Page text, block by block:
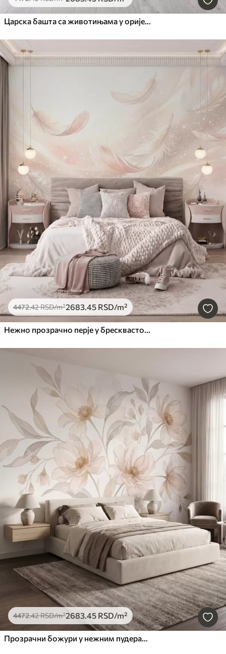
Царска башта са животињама у оријенталном стилу — мајмуном, леопардом, тигром, пауном и чапљом
4472.42RSD/m²2683.45 RSD/m²
Нежно прозрачно перје у бресквасто-ружичастој измаглици са сјајем
4472.42RSD/m²2683.45 RSD/m²
Прозрачни божури у нежним пудерасто-беж тоновима